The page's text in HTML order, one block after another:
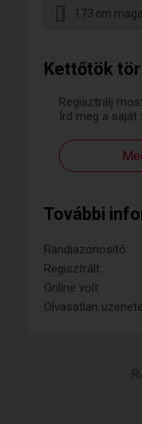
Kettőtök
Regisztrálj
Írd meg a
További
Randiazonosító:
Regisztrált:
Online volt:
Olvasatlan
173 cm